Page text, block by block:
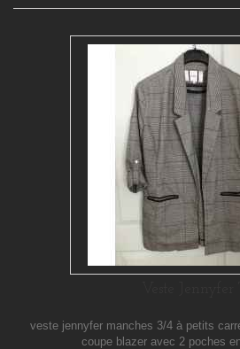
veste jennyfer manches 3/4 à petits
coupe blazer avec 2 poches